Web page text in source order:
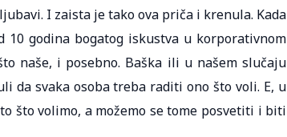
I zaista je tako ova priča i krenula. Kada
godina bogatog iskustva u korporativnom
naše, i posebno. Baška ili u našem slučaju
da svaka osoba treba raditi ono što voli. E, u
što volimo, a možemo se tome posvetiti i biti